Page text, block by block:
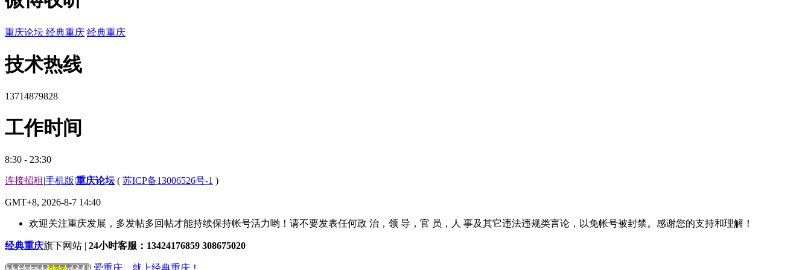
重庆论坛 经典重庆 经典重庆
技术热线
13714879828
工作时间
8:30 - 23:30
连接招租 |手机版|重庆论坛( 苏ICP备13006526号-1 )
GMT+8, 2026-8-7 14:40
欢迎关注重庆发展，多发帖多回帖才能持续保持帐号活力哟！请不要发表任何政 治，领 导，官 员，人 事及其它违法违规类言论，以免帐号被封禁。感谢您的支持和理解！
经典重庆旗下网站 | 24小时客服：13424176859 308675020